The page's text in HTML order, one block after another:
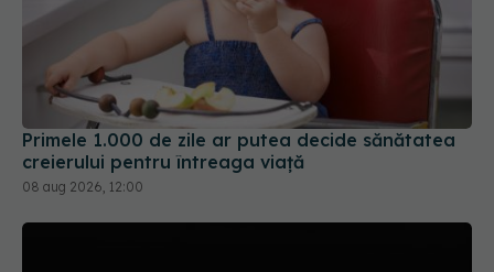
Primele 1.000 de zile ar putea decide sănătatea
creierului pentru întreaga viață
08 aug 2026, 12:00